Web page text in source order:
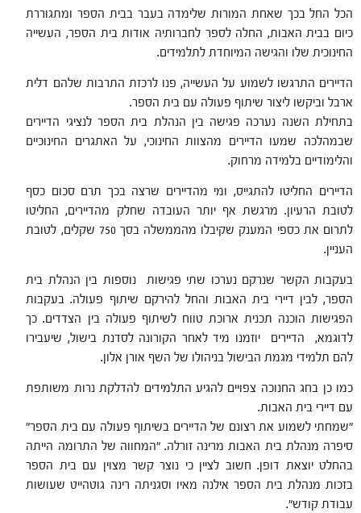
הכל החל בכך שאחת המורות שלימדה בעבר בבית הספר ומתגוררת
כיום בבית האבות, החלה לספר לחברותיה אודות בית הספר, העשייה
החינוכית שלו והגישה המיוחדת לתלמידים.
הדיירים התרגשו לשמוע על העשייה, פנו לרכזת התרבות שלהם דלית
ארבל וביקשו ליצור שיתוף פעולה עם בית הספר.
בתחילת השנה נערכה פגישה בין הנהלת בית הספר לנציגי הדיירים
שבמהלכה שמעו הדיירים מהצוות החינוכי, על האתגרים החינוכיים
והלימודיים בלמידה מרחוק.
הדיירים החליטו להתגייס, ומי מהדיירים שרצה בכך תרם סכום כסף
לטובת הרעיון. מרגשת אף יותר העובדה שחלק מהדיירים, החליטו
לתרום את כספי המענק שקיבלו מהממשלה בסך 750 שקלים, לטובת
העניין.
בעקבות הקשר שנרקם נערכו שתי פגישות נוספות בין הנהלת בית
הספר, לבין דיירי בית האבות והחל להירקם שיתוף פעולה. בעקבות
הפגישות הוכנה תכנית ארוכת טווח לשיתוף פעולה בין הצדדים. כך
לדוגמא, הדיירים יוזמנו מיד לאחר הקורונה לסדנת בישול, שיעבירו
להם תלמידי מגמת הבישול בניהולו של השף אורן אלון.
כמו כן בחג החנוכה צפויים להגיע התלמידים להדלקת נרות משותפת
עם דיירי בית האבות.
"שמחתי לשמוע את רצונם של הדיירים בשיתוף פעולה עם בית הספר"
סיפרה מנהלת בית האבות מרינה זורלה. "המחווה של התרומה הייתה
בהחלט יוצאת דופן. חשוב לציין כי נוצר קשר מצוין עם בית הספר
בזכות מנהלת בית הספר אילנה מאיו וסגניתה רינה גוטהייט שעושות
עבודת קודש".